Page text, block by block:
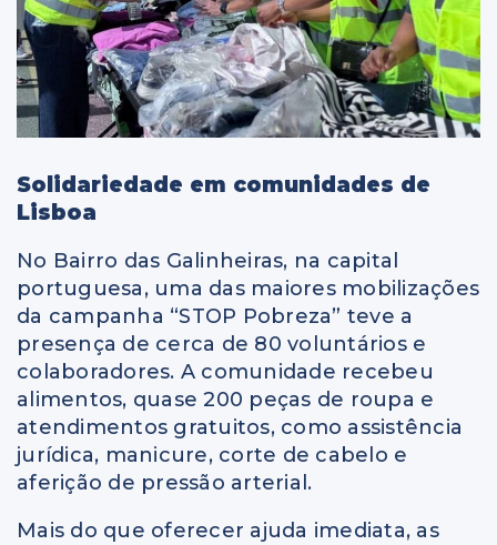
Solidariedade em comunidades de
Lisboa
No Bairro das Galinheiras, na capital
portuguesa, uma das maiores mobilizações
da campanha “STOP Pobreza” teve a
presença de cerca de 80 voluntários e
colaboradores. A comunidade recebeu
alimentos, quase 200 peças de roupa e
atendimentos gratuitos, como assistência
jurídica, manicure, corte de cabelo e
aferição de pressão arterial.
Mais do que oferecer ajuda imediata, as